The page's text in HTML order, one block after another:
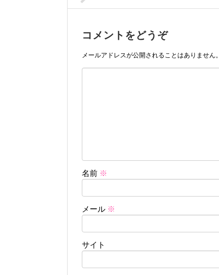
コメントをどうぞ
メールアドレスが公開されることはありません。
名前 ※
メール ※
サイト